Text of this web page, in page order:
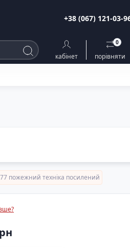
+38 (067) 121-03-
кабінет порівняти
0
пожежний техніка посилений